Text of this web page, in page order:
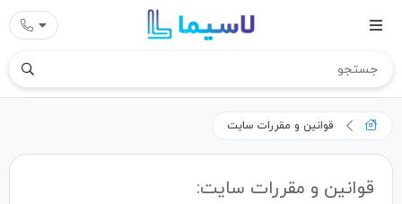
قوانین و مقررات سایت
قوانین و مقررات سایت: